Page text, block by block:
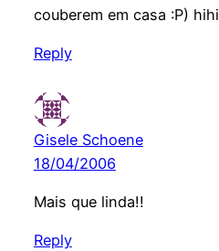
couberem em casa :P) hihi
Reply
Gisele Schoene
18/04/2006
Mais que linda!!
Reply